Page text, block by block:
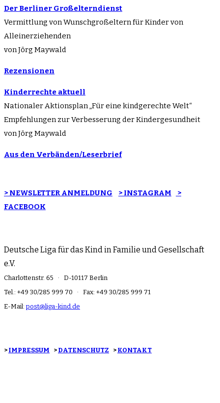
Der Berliner Großelterndienst
Vermittlung von Wunschgroßeltern für Kinder von
Alleinerziehenden
von Jörg Maywald
Rezensionen
Kinderrechte aktuell
Nationaler Aktionsplan „Für eine kindgerechte Welt“
Empfehlungen zur Verbesserung der Kindergesundheit
von Jörg Maywald
Aus den Verbänden/Leserbrief
> NEWSLETTER ANMELDUNG > INSTAGRAM
>
FACEBOOK
Deutsche Liga für das Kind in Familie und Gesellschaft
e.V.
Charlottenstr. 65 · D-10117 Berlin
Tel.: +49 30/285 999 70 · Fax: +49 30/285 999 71
E-Mail:post@liga-kind.de
> IMPRESSUM > DATENSCHUTZ > KONTAKT